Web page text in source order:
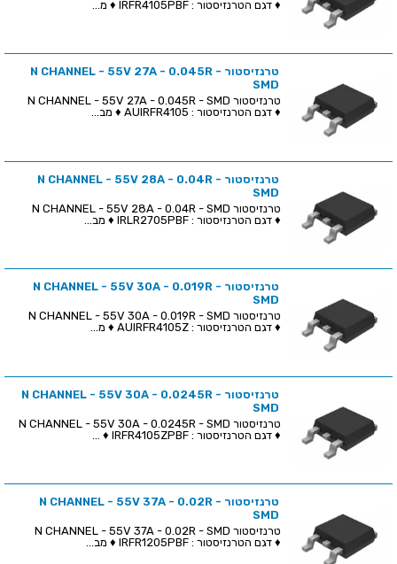
♦ דגם הטרנזיסטור : IRFR4105PBF ♦ מ...
טרנזיסטור N CHANNEL - 55V 27A - 0.045R -
SMD
♦ דגם הטרנזיסטור : AUIRFR4105 ♦ מב...
טרנזיסטור N CHANNEL - 55V 28A - 0.04R -
SMD
♦ דגם הטרנזיסטור : IRLR2705PBF ♦ מב...
טרנזיסטור N CHANNEL - 55V 30A - 0.019R -
SMD
♦ דגם הטרנזיסטור : AUIRFR4105Z ♦ מ...
טרנזיסטור N CHANNEL - 55V 30A - 0.0245R -
SMD
♦ דגם הטרנזיסטור : IRFR4105ZPBF ♦ ...
טרנזיסטור N CHANNEL - 55V 37A - 0.02R -
SMD
♦ דגם הטרנזיסטור : IRFR1205PBF ♦ מב...